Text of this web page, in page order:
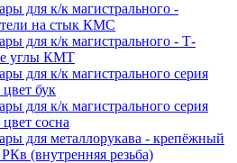
для к/к магистрального -
на стык КМС
для к/к магистрального - Т-
углы КМТ
для к/к магистрального серия
бук
для к/к магистрального серия
сосна
для металлорукава - крепёжный
(внутренняя резьба)